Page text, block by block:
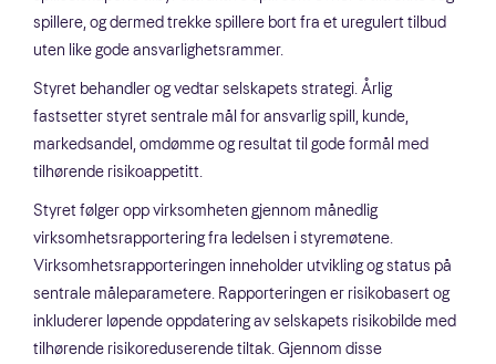
spillere, og dermed trekke spillere bort fra et uregulert tilbud
uten like gode ansvarlighetsrammer.
Styret behandler og vedtar selskapets strategi. Årlig
fastsetter styret sentrale mål for ansvarlig spill, kunde,
markedsandel, omdømme og resultat til gode formål med
tilhørende risikoappetitt.
Styret følger opp virksomheten gjennom månedlig
virksomhetsrapportering fra ledelsen i styremøtene.
Virksomhetsrapporteringen inneholder utvikling og status på
sentrale måleparametere. Rapporteringen er risikobasert og
inkluderer løpende oppdatering av selskapets risikobilde med
tilhørende risikoreduserende tiltak. Gjennom disse